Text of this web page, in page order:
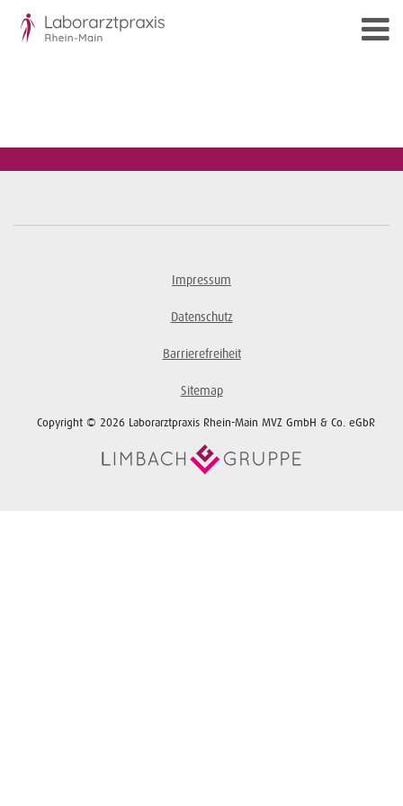
Impressum
Datenschutz
Barrierefreiheit
Sitemap
Copyright © 2026 Laborarztpraxis Rhein-Main MVZ GmbH & Co. eGbR